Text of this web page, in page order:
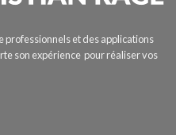
professionnels et des applications
son expérience pour réaliser vos